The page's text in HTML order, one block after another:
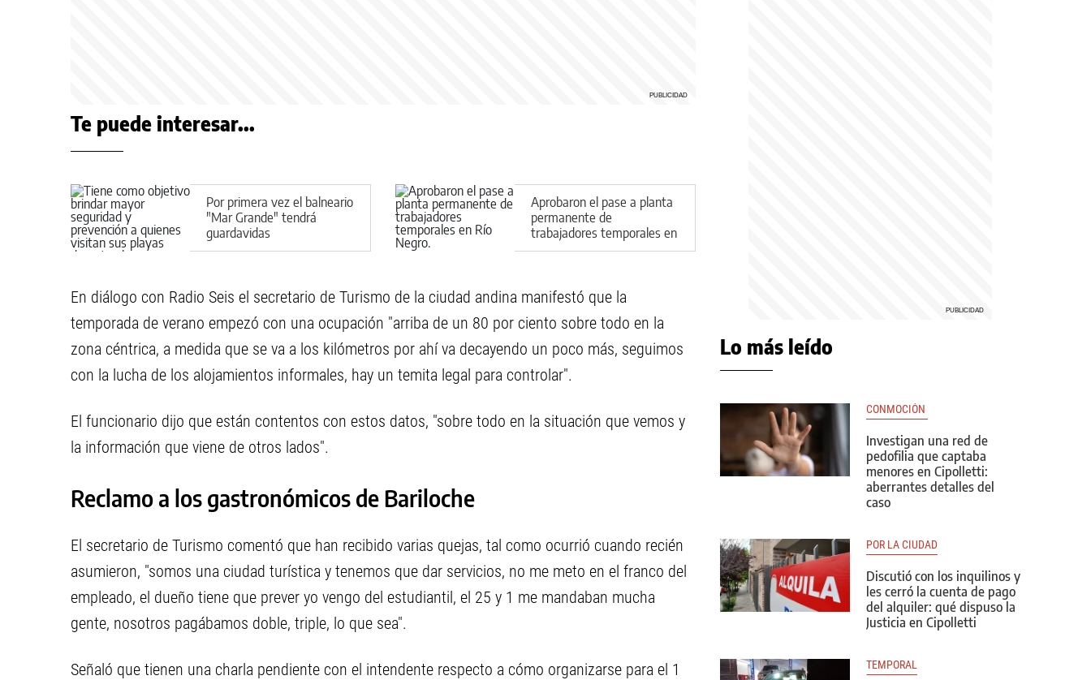
Te puede interesar...
Por primera vez el balneario
"Mar Grande" tendrá
guardavidas
Aprobaron el pase a planta
permanente de
trabajadores temporales en
Río Negro
En diálogo con Radio Seis el secretario de Turismo de la ciudad andina manifestó que la
temporada de verano empezó con una ocupación "arriba de un 80 por ciento sobre todo en la
zona céntrica, a medida que se va a los kilómetros por ahí va decayendo un poco más, seguimos
con la lucha de los alojamientos informales, hay un temita legal para controlar".
El funcionario dijo que están contentos con estos datos, "sobre todo en la situación que vemos y
la información que viene de otros lados".
Reclamo a los gastronómicos de Bariloche
El secretario de Turismo comentó que han recibido varias quejas, tal como ocurrió cuando recién
asumieron, "somos una ciudad turística y tenemos que dar servicios, no me meto en el franco del
empleado, el dueño tiene que prever yo vengo del estudiantil, el 25 y 1 me mandaban mucha
gente, nosotros pagábamos doble, triple, lo que sea".
Señaló que tienen una charla pendiente con el intendente respecto a cómo organizarse para el 1
Lo más leído
CONMOCIÓN
Investigan una red de
pedofilia que captaba
menores en Cipolletti:
aberrantes detalles del
caso
POR LA CIUDAD
Discutió con los inquilinos y
les cerró la cuenta de pago
del alquiler: qué dispuso la
Justicia en Cipolletti
TEMPORAL